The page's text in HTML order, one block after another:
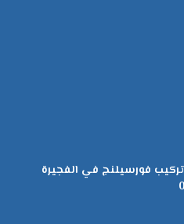
فورسيلنج في الفجيرة